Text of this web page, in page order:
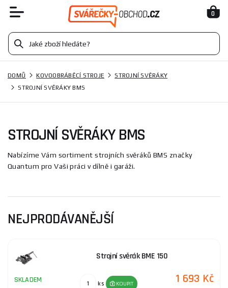
0
DOMŮ KOVOOBRÁBĚCÍ STROJE
STROJNÍ SVĚRÁKY
STROJNÍ SVĚRÁKY BMS
STROJNÍ SVĚRÁKY BMS
Nabízíme Vám sortiment strojních svěráků BMS značky
Quantum pro Vaši práci v dílně i garáži.
NEJPRODÁVANĚJŠÍ
Strojní svěrák BME 150
SKLADEM ks KOUPIT 1 693 Kč